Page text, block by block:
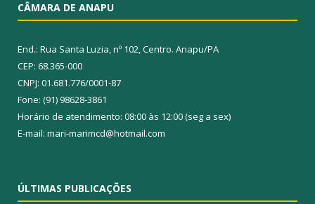
CÂMARA DE ANAPU
End.: Rua Santa Luzia, nº 102, Centro. Anapu/PA
CEP: 68.365-000
CNPJ: 01.681.776/0001-87
Fone: (91) 98628-3861
Horário de atendimento: 08:00 às 12:00 (seg a sex)
E-mail: mari-marimcd@hotmail.com
ÚLTIMAS PUBLICAÇÕES